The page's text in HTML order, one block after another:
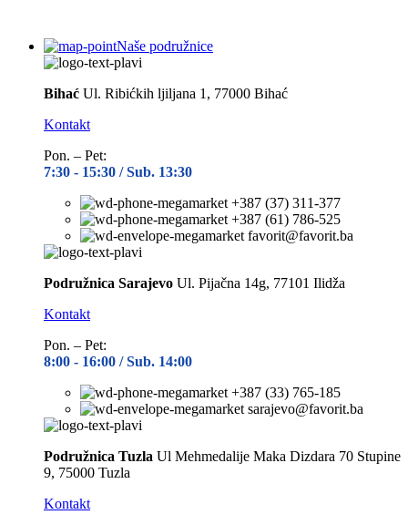
Naše podružnice
Bihać Ul. Ribićkih ljiljana 1, 77000 Bihać
Kontakt
Pon. – Pet:
7:30 - 15:30 / Sub. 13:30
+387 (37) 311-377
+387 (61) 786-525
favorit@favorit.ba
Podružnica Sarajevo Ul. Pijačna 14g, 77101 Ilidža
Kontakt
Pon. – Pet:
8:00 - 16:00 / Sub. 14:00
+387 (33) 765-185
sarajevo@favorit.ba
Podružnica Tuzla Ul Mehmedalije Maka Dizdara 70 Stupine
9, 75000 Tuzla
Kontakt